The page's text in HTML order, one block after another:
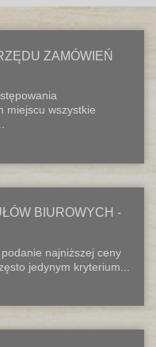
ZAMÓWIEŃ
miejscu wszystkie
BIUROWYCH -
najniższej ceny
jedynym kryterium...